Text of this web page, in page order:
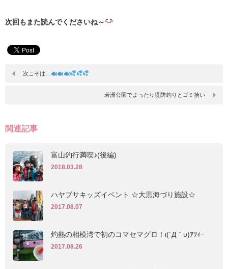
次回もまた読んでくださいね～
次こそは…
若洲公園でまったり堤防釣りとゴミ拾い
関連記事
富山釣行満喫♪(後編)
2018.03.28
ハヤブサキッズイベント ☆大黒海づり施設☆
2017.08.07
灼熱の相模湾で初のコマセマグロ！ι(´Д｀υ)ｱﾂｨｰ
2017.08.26